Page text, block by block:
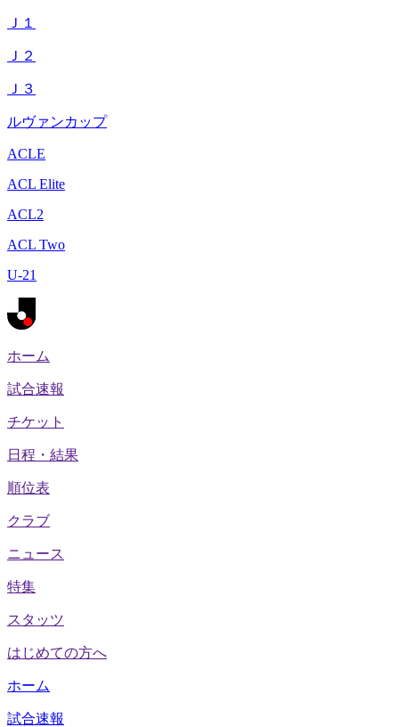
Ｊ１
Ｊ２
Ｊ３
ルヴァンカップ
ACLE
ACL Elite
ACL2
ACL Two
U-21
ホーム
試合速報
チケット
日程・結果
順位表
クラブ
ニュース
特集
スタッツ
はじめての方へ
ホーム
試合速報